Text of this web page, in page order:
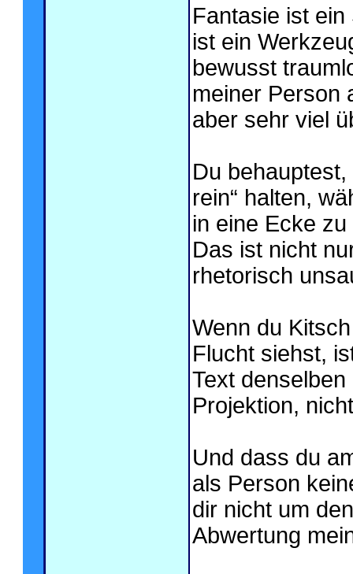
Fantasie ist
ist ein
bewusst
meiner Person
aber sehr viel
Du
rein“ halten,
in eine Ecke
Das ist nicht
rhetorisch
Wenn du
Flucht siehst,
Text denselben
Projektion,
Und dass du
als Person
dir nicht um
Abwertung